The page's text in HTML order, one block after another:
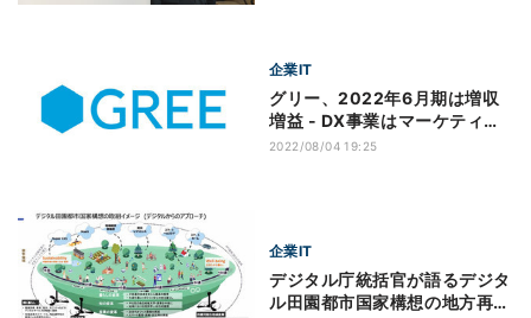
企業IT
グリー、2022年6月期は増収
増益 - DX事業はマーケティン
グのKPI達成まで支援
2022/08/04 19:25
企業IT
デジタル庁統括官が語るデジタ
ル田園都市国家構想の地方再興